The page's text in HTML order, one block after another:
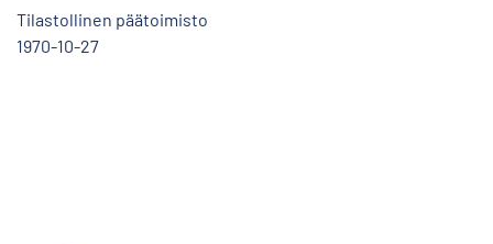
Tilastollinen päätoimisto
1970-10-27